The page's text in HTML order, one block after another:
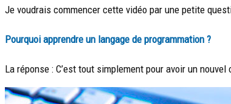
Je voudrais commencer cette vidéo par une petite
Pourquoi apprendre un langage de programmation ?
La réponse : C’est tout simplement pour avoir un